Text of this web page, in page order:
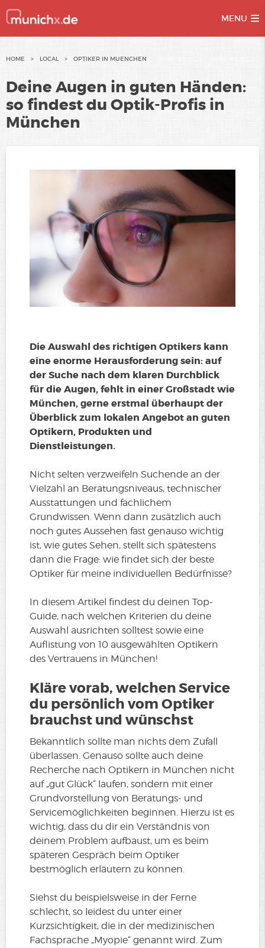
Skip
content
MENU
HOME > LOCAL > OPTIKER IN MUENCHEN
Deine Augen in guten Händen:
so findest du Optik-Profis in
München
Die Auswahl des richtigen Optikers kann
eine enorme Herausforderung sein: auf
der Suche nach dem klaren Durchblick
für die Augen, fehlt in einer Großstadt wie
München, gerne erstmal überhaupt der
Überblick zum lokalen Angebot an guten
Optikern, Produkten und
Dienstleistungen.
Nicht selten verzweifeln Suchende an der
Vielzahl an Beratungsniveaus, technischer
Ausstattungen und fachlichem
Grundwissen. Wenn dann zusätzlich auch
noch gutes Aussehen fast genauso wichtig
ist, wie gutes Sehen, stellt sich spätestens
dann die Frage: wie findet sich der beste
Optiker für meine individuellen Bedürfnisse?
In diesem Artikel findest du deinen Top-
Guide, nach welchen Kriterien du deine
Auswahl ausrichten solltest sowie eine
Auflistung von 10 ausgewählten Optikern
des Vertrauens in München!
Kläre vorab, welchen Service
du persönlich vom Optiker
brauchst und wünschst
Bekanntlich sollte man nichts dem Zufall
überlassen. Genauso sollte auch deine
Recherche nach Optikern in München nicht
auf „gut Glück“ laufen, sondern mit einer
Grundvorstellung von Beratungs- und
Servicemöglichkeiten beginnen. Hierzu ist es
wichtig, dass du dir ein Verständnis von
deinem Problem aufbaust, um es beim
späteren Gespräch beim Optiker
bestmöglich erläutern zu können.
Siehst du beispielsweise in der Ferne
schlecht, so leidest du unter einer
Kurzsichtigkeit, die in der medizinischen
Fachsprache „Myopie“ genannt wird. Zum